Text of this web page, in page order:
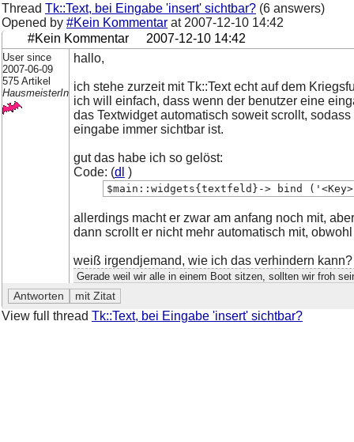
Thread Tk::Text, bei Eingabe 'insert' sichtbar? (6 answers)
Opened by #Kein Kommentar at 2007-12-10 14:42
#Kein Kommentar
2007-12-10 14:42
User since
2007-06-09
575 Artikel
HausmeisterIn
hallo,
ich stehe zurzeit mit Tk::Text echt auf dem
ich will einfach, dass wenn der benutzer eine
das Textwidget automatisch soweit scrollt, sodass
eingabe immer sichtbar ist.
gut das habe ich so gelöst:
Code: (dl )
$main::widgets{textfeld}-> bind
allerdings macht er zwar am anfang noch mit,
dann scrollt er nicht mehr automatisch mit,
weiß irgendjemand, wie ich das verhindern kann?
Gerade weil wir alle in einem Boot sitzen, sollten wir froh
View full thread Tk::Text, bei Eingabe 'insert' sichtbar?